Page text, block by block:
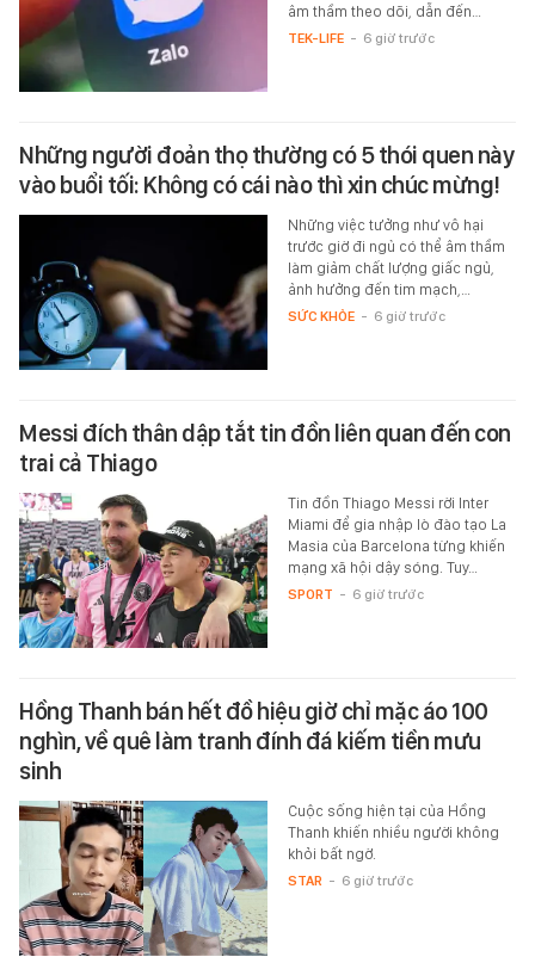
âm thầm theo dõi, dẫn đến…
TEK-LIFE - 6 giờ trước
Những người đoản thọ thường có 5 thói quen này
vào buổi tối: Không có cái nào thì xin chúc mừng!
Những việc tưởng như vô hại
trước giờ đi ngủ có thể âm thầm
làm giảm chất lượng giấc ngủ,
ảnh hưởng đến tim mạch,…
SỨC KHỎE - 6 giờ trước
Messi đích thân dập tắt tin đồn liên quan đến con
trai cả Thiago
Tin đồn Thiago Messi rời Inter
Miami để gia nhập lò đào tạo La
Masia của Barcelona từng khiến
mạng xã hội dậy sóng. Tuy…
SPORT - 6 giờ trước
Hồng Thanh bán hết đồ hiệu giờ chỉ mặc áo 100
nghìn, về quê làm tranh đính đá kiếm tiền mưu
sinh
Cuộc sống hiện tại của Hồng
Thanh khiến nhiều người không
khỏi bất ngờ.
STAR - 6 giờ trước